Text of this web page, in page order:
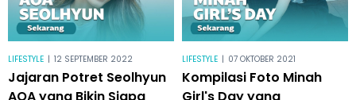
LIFESTYLE | 12 SEPTEMBER 2022
Jajaran Potret Seolhyun
LIFESTYLE | 07 OKTOBER 2021
Kompilasi Foto Minah